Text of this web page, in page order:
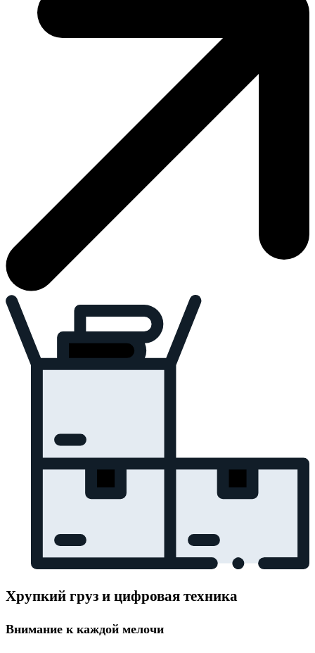
Хрупкий груз и цифровая техника
Внимание к каждой мелочи